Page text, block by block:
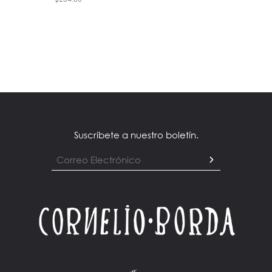
Suscríbete a nuestro boletín.